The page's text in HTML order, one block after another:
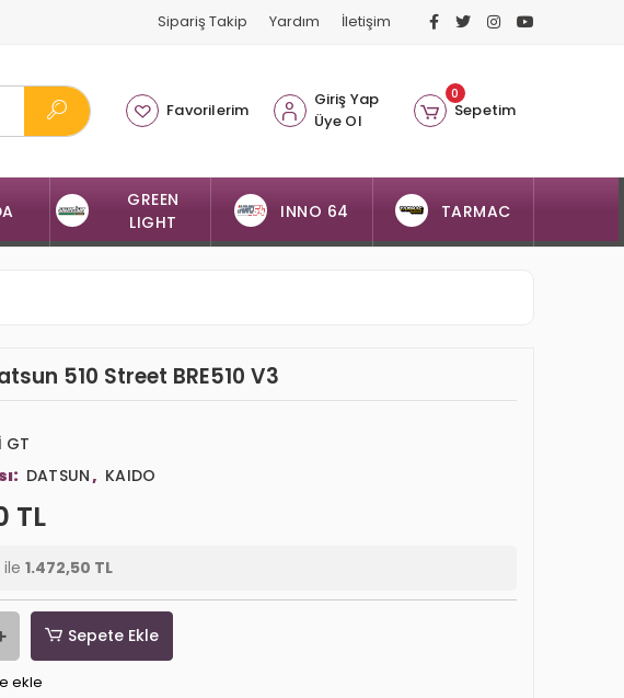
Sipariş Takip Yardım İletişim
Favorilerim
Giriş Yap
Üye Ol
0
Sepetim
GREEN
LIGHT
INNO 64 TARMAC
510 Street BRE510 V3
GT
DATSUN, KAIDO
TL
ile 1.472,50 TL
Sepete Ekle
ekle